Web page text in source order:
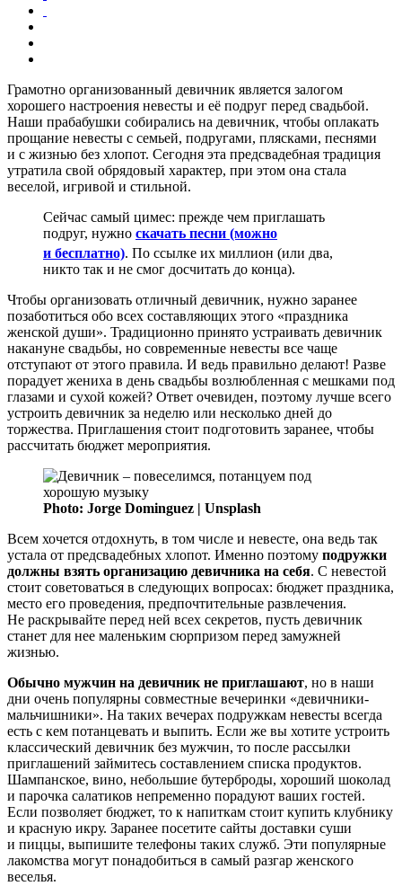
Грамотно организованный девичник является залогом
хорошего настроения невесты и её подруг перед свадьбой.
Наши прабабушки собирались на девичник, чтобы оплакать
прощание невесты с семьей, подругами, плясками, песнями
и с жизнью без хлопот. Сегодня эта предсвадебная традиция
утратила свой обрядовый характер, при этом она стала
веселой, игривой и стильной.
Сейчас самый цимес: прежде чем приглашать
подруг, нужно скачать песни (можно
и бесплатно). По ссылке их миллион (или два,
никто так и не смог досчитать до конца).
Чтобы организовать отличный девичник, нужно заранее
позаботиться обо всех составляющих этого «праздника
женской души». Традиционно принято устраивать девичник
накануне свадьбы, но современные невесты все чаще
отступают от этого правила. И ведь правильно делают! Разве
порадует жениха в день свадьбы возлюбленная с мешками под
глазами и сухой кожей? Ответ очевиден, поэтому лучше всего
устроить девичник за неделю или несколько дней до
торжества. Приглашения стоит подготовить заранее, чтобы
рассчитать бюджет мероприятия.
Photo: Jorge Dominguez | Unsplash
Всем хочется отдохнуть, в том числе и невесте, она ведь так
устала от предсвадебных хлопот. Именно поэтому подружки
должны взять организацию девичника на себя. С невестой
стоит советоваться в следующих вопросах: бюджет праздника,
место его проведения, предпочтительные развлечения.
Не раскрывайте перед ней всех секретов, пусть девичник
станет для нее маленьким сюрпризом перед замужней
жизнью.
Обычно мужчин на девичник не приглашают, но в наши
дни очень популярны совместные вечеринки «девичники-
мальчишники». На таких вечерах подружкам невесты всегда
есть с кем потанцевать и выпить. Если же вы хотите устроить
классический девичник без мужчин, то после рассылки
приглашений займитесь составлением списка продуктов.
Шампанское, вино, небольшие бутерброды, хороший шоколад
и парочка салатиков непременно порадуют ваших гостей.
Если позволяет бюджет, то к напиткам стоит купить клубнику
и красную икру. Заранее посетите сайты доставки суши
и пиццы, выпишите телефоны таких служб. Эти популярные
лакомства могут понадобиться в самый разгар женского
веселья.